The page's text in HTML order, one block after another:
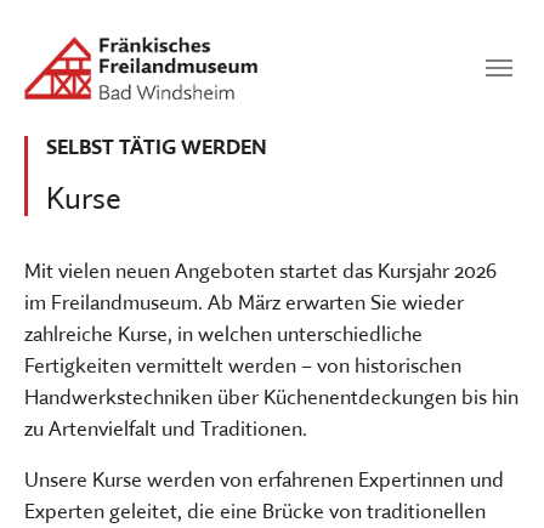
SUCHEN
Kurse
SELBST TÄTIG WERDEN
Mit vielen neuen Angeboten startet das Kursjahr 2026
im Freilandmuseum. Ab März erwarten Sie wieder
zahlreiche Kurse, in welchen unterschiedliche
Fertigkeiten vermittelt werden – von historischen
Handwerkstechniken über Küchenentdeckungen bis hin
zu Artenvielfalt und Traditionen.
Unsere Kurse werden von erfahrenen Expertinnen und
Experten geleitet, die eine Brücke von traditionellen